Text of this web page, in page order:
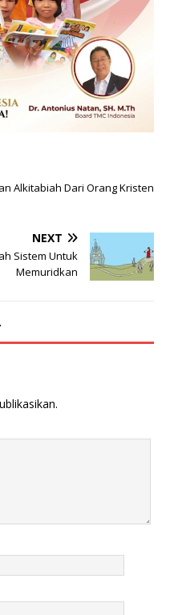
Alkitabiah Dari Orang Kristen
NEXT
Sistem Untuk
Memuridkan